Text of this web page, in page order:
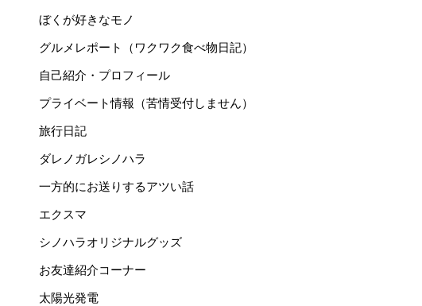
ぼくが好きなモノ
グルメレポート（ワクワク食べ物日記）
自己紹介・プロフィール
プライベート情報（苦情受付しません）
旅行日記
ダレノガレシノハラ
一方的にお送りするアツい話
エクスマ
シノハラオリジナルグッズ
お友達紹介コーナー
太陽光発電